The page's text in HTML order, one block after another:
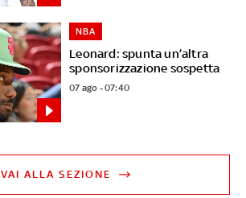
Leonard: spunta un’altra
sponsorizzazione sospetta
NBA
07 ago - 07:40
VAI ALLA SEZIONE